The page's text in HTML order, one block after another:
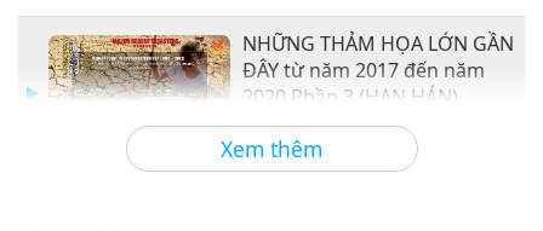
Xem thêm
NHỮNG THẢM HỌA LỚN GẦN
ĐÂY từ năm 2017 đến năm
2020 Phần 3 (HẠN HÁN)
2021-03-19 6494